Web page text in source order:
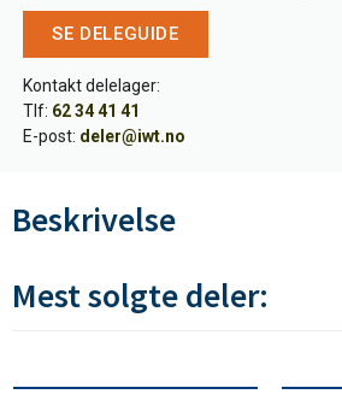
SE DELEGUIDE
Kontakt delelager:
Tlf: 62 34 41 41
E-post: deler@iwt.no
Beskrivelse
Mest solgte deler: